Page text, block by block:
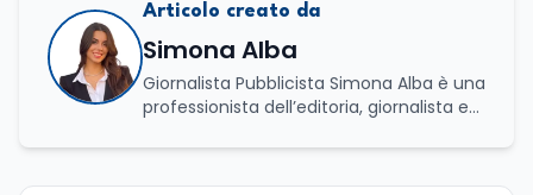
Articolo creato da
Simona Alba
Giornalista Pubblicista Simona Alba è una
professionista dell’editoria, giornalista ed
solida specializzazione nella gestione di